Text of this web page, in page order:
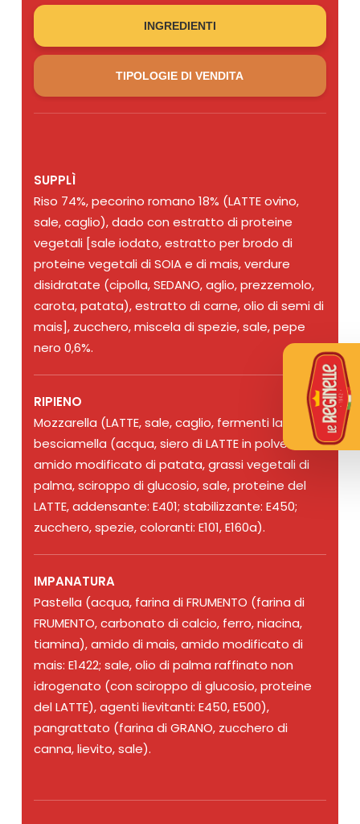
INGREDIENTI
TIPOLOGIE DI VENDITA
SUPPLÌ
Riso 74%, pecorino romano 18% (LATTE ovino,
sale, caglio), dado con estratto di proteine
vegetali [sale iodato, estratto per brodo di
proteine vegetali di SOIA e di mais, verdure
disidratate (cipolla, SEDANO, aglio, prezzemolo,
carota, patata), estratto di carne, olio di semi di
mais], zucchero, miscela di spezie, sale, pepe
nero 0,6%.
RIPIENO
Mozzarella (LATTE, sale, caglio, fermenti lattici),
besciamella (acqua, siero di LATTE in polvere,
amido modificato di patata, grassi vegetali di
palma, sciroppo di glucosio, sale, proteine del
LATTE, addensante: E401; stabilizzante: E450;
zucchero, spezie, coloranti: E101, E160a).
IMPANATURA
Pastella (acqua, farina di FRUMENTO (farina di
FRUMENTO, carbonato di calcio, ferro, niacina,
tiamina), amido di mais, amido modificato di
mais: E1422; sale, olio di palma raffinato non
idrogenato (con sciroppo di glucosio, proteine
del LATTE), agenti lievitanti: E450, E500),
pangrattato (farina di GRANO, zucchero di
canna, lievito, sale).